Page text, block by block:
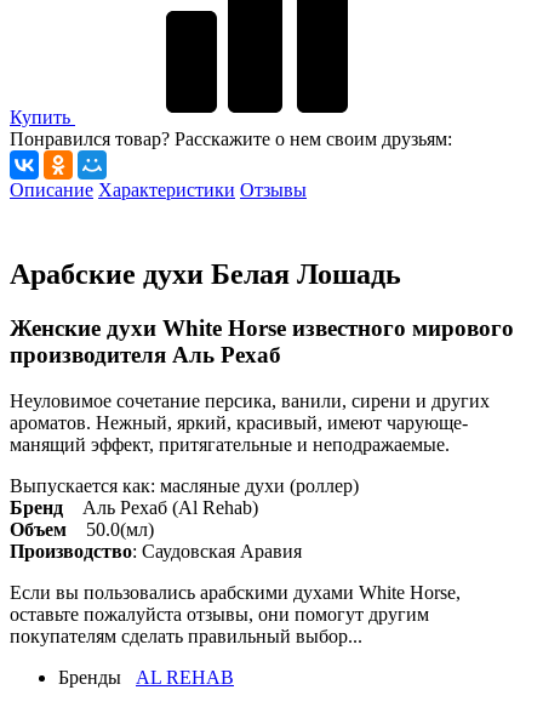
Купить
Понравился товар? Расскажите о нем своим друзьям:
Описание Характеристики Отзывы
Арабские духи Белая Лошадь
Женские духи White Horse известного мирового
производителя Аль Рехаб
Неуловимое сочетание персика, ванили, сирени и других
ароматов. Нежный, яркий, красивый, имеют чарующе-
манящий эффект, притягательные и неподражаемые.
Выпускается как: масляные духи (роллер)
Бренд Аль Рехаб (Al Rehab)
Объем
50.0(мл)
Производство: Саудовская Аравия
Если вы пользовались арабскими духами White Horse,
оставьте пожалуйста отзывы, они помогут другим
покупателям сделать правильный выбор...
Бренды
AL REHAB